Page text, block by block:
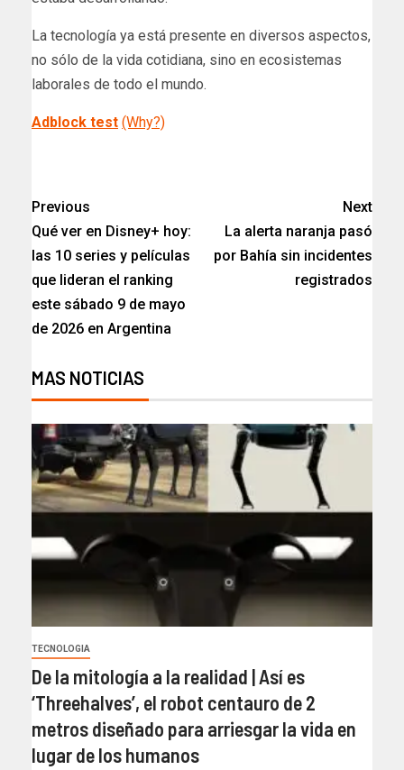
La tecnología ya está presente en diversos aspectos,
no sólo de la vida cotidiana, sino en ecosistemas
laborales de todo el mundo.
Adblock test (Why?)
Previous
Qué ver en Disney+ hoy:
las 10 series y películas
que lideran el ranking
este sábado 9 de mayo
de 2026 en Argentina
Next
La alerta naranja pasó
por Bahía sin incidentes
registrados​
MAS NOTICIAS
TECNOLOGIA
De la mitología a la realidad | Así es
‘Threehalves’, el robot centauro de 2
metros diseñado para arriesgar la vida en
lugar de los humanos